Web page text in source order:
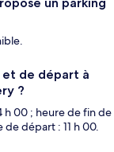
et de départ à
?
h 00 ; heure de fin de
départ : 11 h 00.